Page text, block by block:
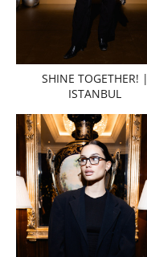
SHINE TOGETHER! |
ISTANBUL